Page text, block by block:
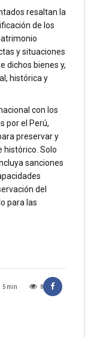
5 min 8
resaltan la
de los
y situaciones
dichos bienes y,
histórica y
con los
por el Perú,
preservar y
histórico. Solo
sanciones
del
para las